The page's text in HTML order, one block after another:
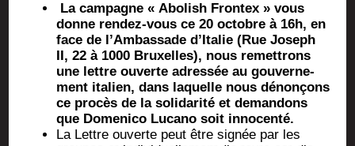
La cam­pagne « Abo­lish Fron­tex » vous
donne ren­dez-vous ce 20 octobre à 16h, en
face de l’Ambassade d’Italie (Rue Joseph
II, 22 à 1000 Bruxelles), nous remet­trons
une lettre ouverte adres­sée au gou­ver­ne­
ment ita­lien, dans laquelle nous dénon­çons
ce pro­cès de la soli­da­ri­té et deman­dons
que Dome­ni­co Luca­no soit innocenté.
La Lettre ouverte peut être signée par les